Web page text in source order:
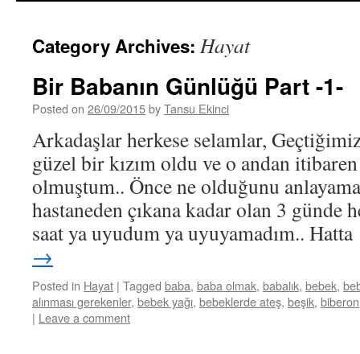
Category Archives: Hayat
Bir Babanın Günlüğü Part -1-
Posted on 26/09/2015byTansu Ekinci
Arkadaşlar herkese selamlar,
güzel bir kızım oldu ve o andan
olmuştum.. Önce ne olduğunu
hastaneden çıkana kadar olan 3 günde
saat ya uyudum ya uyuyamadım..
→
Posted in Hayat | Tagged baba, baba olmak, babalık, bebek,
alınması gerekenler, bebek yağı, bebeklerde ateş, beşik, biberon
| Leave a comment